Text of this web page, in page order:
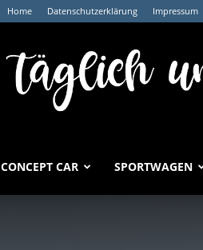
Home Datenschutzerklärung Impressum
CONCEPT CAR SPORTWAGEN